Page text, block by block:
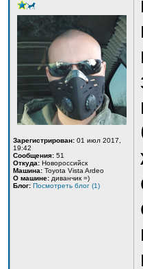
Зарегистрирован: 01 июл 2017,
19:42
Сообщения: 51
Откуда: Новороссийск
Машина: Toyota Vista Ardeo
О машине: диванчик =)
Блог: Посмотреть блог (1)